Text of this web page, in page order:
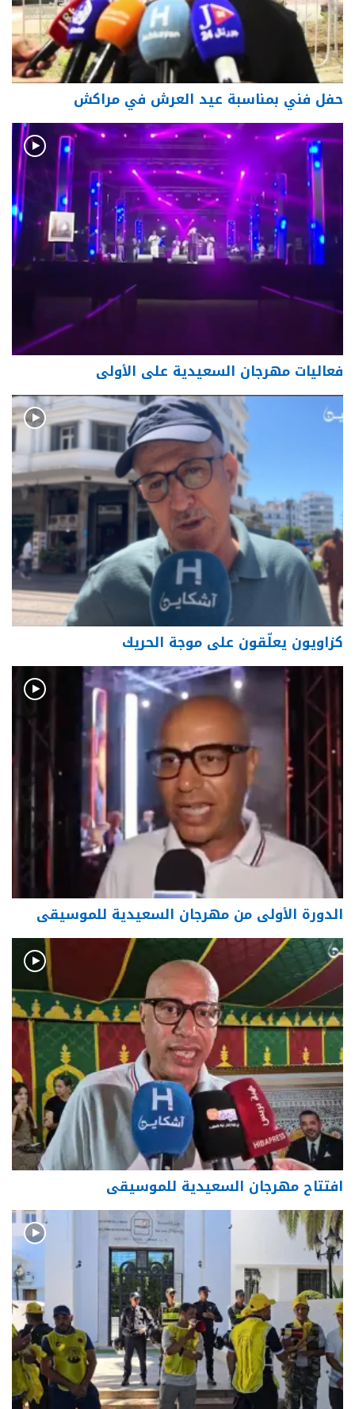
حفل فني بمناسبة عيد العرش في مراكش
فعاليات مهرجان السعيدية على الأولى
كزاويون يعلّقون على موجة الحريك
الدورة الأولى من مهرجان السعيدية للموسيقى
افتتاح مهرجان السعيدية للموسيقى